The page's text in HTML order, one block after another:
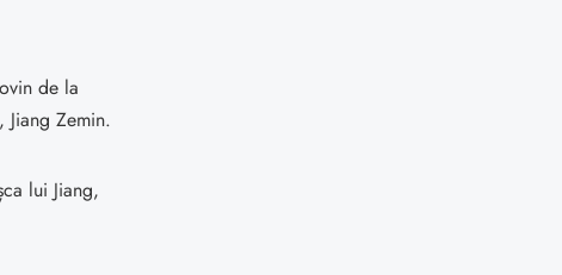
de la
Zemin.
lui Jiang,